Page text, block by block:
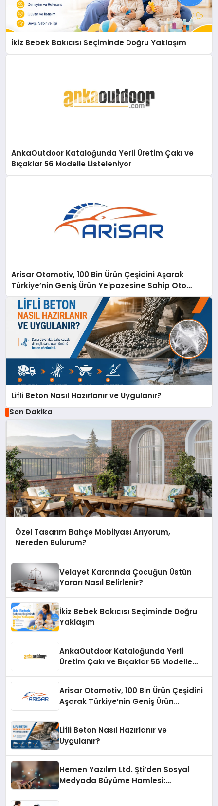
İkiz Bebek Bakıcısı Seçiminde Doğru Yaklaşım
AnkaOutdoor Kataloğunda Yerli Üretim Çakı ve
Bıçaklar 56 Modelle Listeleniyor
Arisar Otomotiv, 100 Bin Ürün Çeşidini Aşarak
Türkiye’nin Geniş Ürün Yelpazesine Sahip Oto
Yedek Parça Platformlarından Biri Oldu
Lifli Beton Nasıl Hazırlanır ve Uygulanır?
Son Dakika
Özel Tasarım Bahçe Mobilyası Arıyorum,
Nereden Bulurum?
Velayet Kararında Çocuğun Üstün
Yararı Nasıl Belirlenir?
İkiz Bebek Bakıcısı Seçiminde Doğru
Yaklaşım
AnkaOutdoor Kataloğunda Yerli
Üretim Çakı ve Bıçaklar 56 Modelle
Arisar Otomotiv, 100 Bin Ürün Çeşidini
Aşarak Türkiye’nin Geniş Ürün
Lifli Beton Nasıl Hazırlanır ve
Uygulanır?
Hemen Yazılım Ltd. Şti’den Sosyal
Medyada Büyüme Hamlesi: